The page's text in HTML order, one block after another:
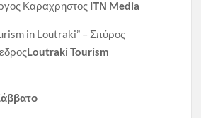
Καραχρηστος ΙΤΝ Media
in Loutraki” – Σπύρος
Loutraki Tourism